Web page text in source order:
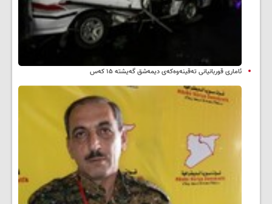
ئاماری قوربانیانی تەقینەوەکەی دیمەشق گەیشتە ۱۵ کەس